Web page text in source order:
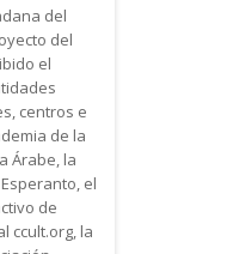
del
del
el
centros e
de la
Árabe, la
el
de
ccult.org, la